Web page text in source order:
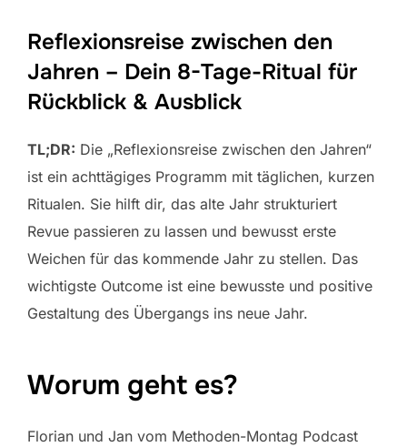
Reflexionsreise zwischen den
Jahren – Dein 8-Tage-Ritual für
Rückblick & Ausblick
TL;DR: Die „Reflexionsreise zwischen den Jahren“
ist ein achttägiges Programm mit täglichen, kurzen
Ritualen. Sie hilft dir, das alte Jahr strukturiert
Revue passieren zu lassen und bewusst erste
Weichen für das kommende Jahr zu stellen. Das
wichtigste Outcome ist eine bewusste und positive
Gestaltung des Übergangs ins neue Jahr.
Worum geht es?
Florian und Jan vom Methoden-Montag Podcast